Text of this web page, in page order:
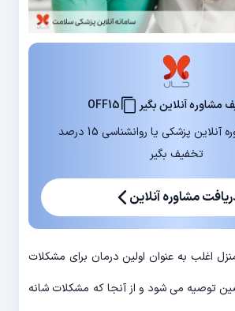
مشاوره آنلاین بگیر
OFF15
در اولین مشاوره آنلاین پزشکی یا روانشناسی 15 درصد
تخفیف بگیر
مشاوره آنلاین
اغلب به عنوان اولین درمان برای مشکلات
توصیه می شود و از آنجا که مشکلات شانه